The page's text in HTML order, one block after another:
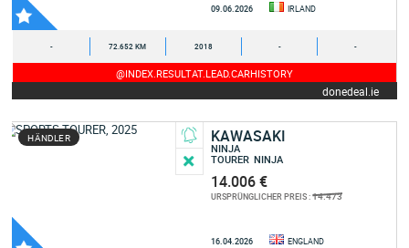
09.06.2026 IRLAND
- 72.652 KM 2018 - -
@INDEX.RESULTAT.LEAD.CARHISTORY
donedeal.ie
HÄNDLER KAWASAKI
NINJA
TOURER NINJA
14.006 €
URSPRÜNGLICHER PREIS :14.473
16.04.2026 ENGLAND